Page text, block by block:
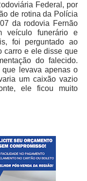
Federal, por
de rotina da Polícia
da rodovia Fernão
veículo funerário e
foi perguntado ao
carro e ele disse que
do falecido.
que levava apenas o
um caixão vazio
ele ficou muito